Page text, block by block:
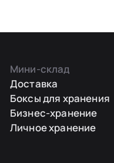
Мини-склад
Доставка
Боксы для хранения
Бизнес-хранение
Личное хранение